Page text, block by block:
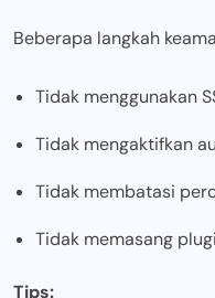
Beberapa langkah
Tidak menggunakan
Tidak mengaktifkan
Tidak membatasi
Tidak memasang
Tips: